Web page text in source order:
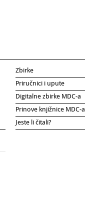
Zbirke
Priručnici i upute
Digitalne zbirke MDC-a
Prinove knjižnice MDC-a
Jeste li čitali?